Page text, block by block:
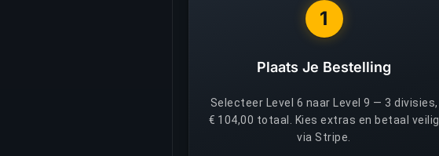
1
Plaats Je Bestelling
Selecteer Level 6 naar Level 9 — 3 divisies,
€ 104,00 totaal. Kies extras en betaal veilig
via Stripe.